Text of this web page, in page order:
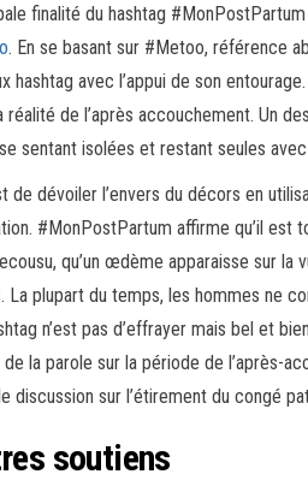
finalité du hashtag
. En se basant sur #Metoo, référence
hashtag avec l’appui de son
de l’après accouchement. Un
sentant isolées et restant seules
de dévoiler l’envers du décors en
#MonPostPartum affirme qu’il est
qu’un œdème apparaisse sur la
La plupart du temps, les hommes ne
n’est pas d’effrayer mais bel et
la parole sur la période de l’après-
discussion sur l’étirement du congé
soutiens